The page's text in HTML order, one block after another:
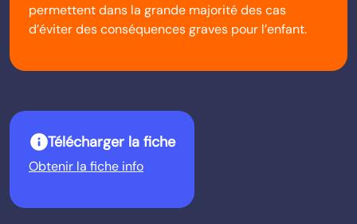
permettent dans la grande majorité des cas
d’éviter des conséquences graves pour l’enfant.
infoTélécharger la fiche
Obtenir la fiche info